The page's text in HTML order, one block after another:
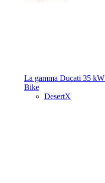
La gamma Ducati 35 kW
Bike
DesertX